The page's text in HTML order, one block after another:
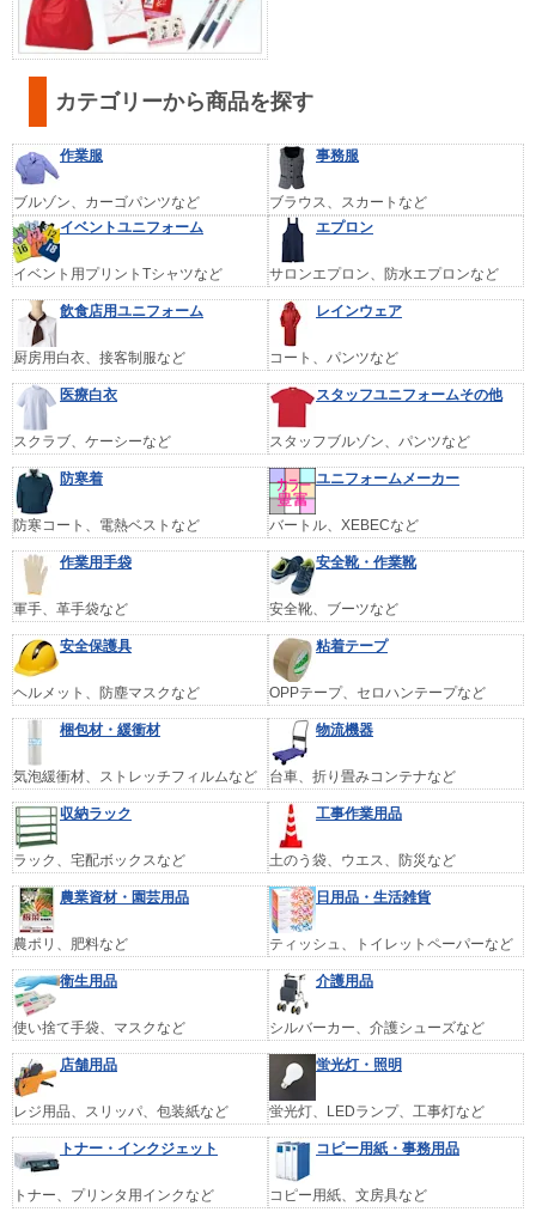
カテゴリーから商品を探す
作業服
ブルゾン、カーゴパンツなど
事務服
ブラウス、スカートなど
イベントユニフォーム
イベント用プリントTシャツなど
エプロン
サロンエプロン、防水エプロンなど
飲食店用ユニフォーム
厨房用白衣、接客制服など
レインウェア
コート、パンツなど
医療白衣
スクラブ、ケーシーなど
スタッフユニフォームその他
スタッフブルゾン、パンツなど
防寒着
防寒コート、電熱ベストなど
ユニフォームメーカー
バートル、XEBECなど
作業用手袋
軍手、革手袋など
安全靴・作業靴
安全靴、ブーツなど
安全保護具
ヘルメット、防塵マスクなど
粘着テープ
OPPテープ、セロハンテープなど
梱包材・緩衝材
気泡緩衝材、ストレッチフィルムなど
物流機器
台車、折り畳みコンテナなど
収納ラック
ラック、宅配ボックスなど
工事作業用品
土のう袋、ウエス、防災など
農業資材・園芸用品
農ポリ、肥料など
日用品・生活雑貨
ティッシュ、トイレットペーパーなど
衛生用品
使い捨て手袋、マスクなど
介護用品
シルバーカー、介護シューズなど
店舗用品
レジ用品、スリッパ、包装紙など
蛍光灯・照明
蛍光灯、LEDランプ、工事灯など
トナー・インクジェット
トナー、プリンタ用インクなど
コピー用紙・事務用品
コピー用紙、文房具など